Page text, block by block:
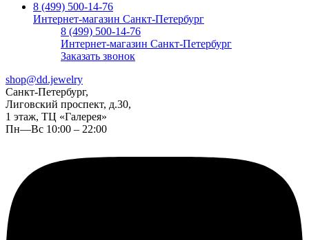
8 (499) 500-14-76
Интернет-магазин Санкт-Петербург
8 (499) 500-14-76
Интернет-магазин Санкт-Петербург
Заказать звонок
shop@dd.jewelry
Санкт-Петербург,
Лиговский проспект, д.30,
1 этаж, ТЦ «Галерея»
Пн—Вс 10:00 – 22:00